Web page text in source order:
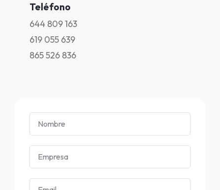
Teléfono
644 809 163
619 055 639
865 526 836